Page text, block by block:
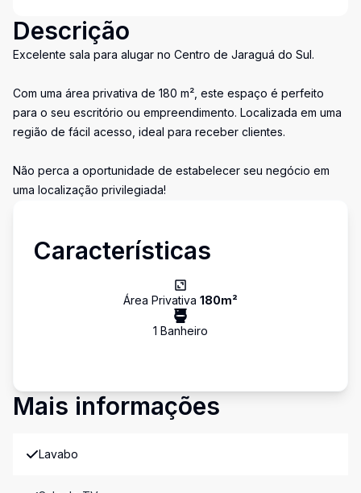
Descrição
Excelente sala para alugar no Centro de Jaraguá do Sul.
Com uma área privativa de 180 m², este espaço é perfeito
para o seu escritório ou empreendimento. Localizada em uma
região de fácil acesso, ideal para receber clientes.
Não perca a oportunidade de estabelecer seu negócio em
uma localização privilegiada!
Características
Área Privativa 180m²
1 Banheiro
Mais informações
Lavabo